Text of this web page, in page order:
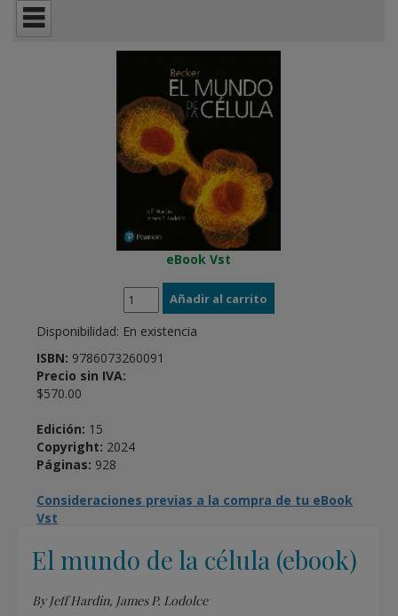
eBook Vst
Disponibilidad: En existencia
ISBN: 9786073260091
Precio sin IVA:
$570.00
Edición: 15
Copyright: 2024
Páginas: 928
Consideraciones previas a la compra de tu eBook
Vst
El mundo de la célula (ebook)
By Jeff Hardin, James P. Lodolce